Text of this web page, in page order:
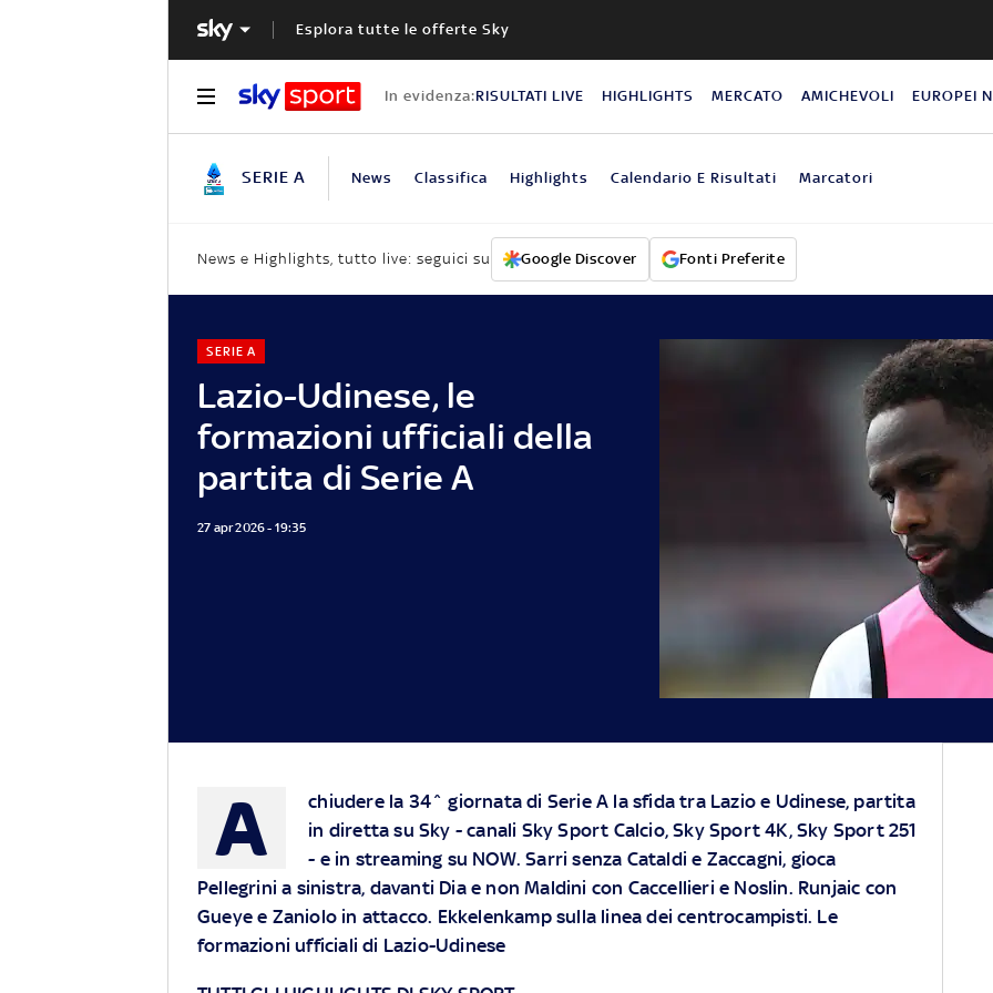
Esplora tutte le offerte Sky
In evidenza:RISULTATI LIVE HIGHLIGHTS MERCATO AMICHEVOLI EUROPEI
SERIE A News Classifica Highlights Calendario E Risultati Marcatori
News e Highlights, tutto live: seguici su Google Discover Fonti Preferite
Lazio-Udinese, le
formazioni ufficiali della
partita di Serie A
SERIE A
27 apr 2026 - 19:35
A
chiudere la 34^ giornata di Serie A la sfida tra Lazio e Udinese, partita
in diretta su Sky - canali Sky Sport Calcio, Sky Sport 4K, Sky Sport 251
- e in streaming su NOW. Sarri senza Cataldi e Zaccagni, gioca
Pellegrini a sinistra, davanti Dia e non Maldini con Caccellieri e Noslin. Runjaic con
Gueye e Zaniolo in attacco. Ekkelenkamp sulla linea dei centrocampisti. Le
formazioni ufficiali di Lazio-Udinese